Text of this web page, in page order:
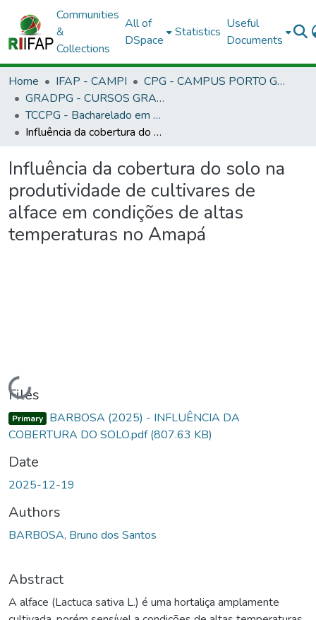
Communities
&
Collections
All of
DSpace
Statistics
Useful
Documents
Home IFAP - CAMPI
CPG - CAMPUS PORTO GRANDE
GRADPG - CURSOS GRADUAÇÃO - CAMPUS PORTO GRANDE
TCCPG - Bacharelado em Engenharia Agronômica
Influência da cobertura do solo na produtividade de cultivares de alface em condições de altas temperaturas no Amapá
Influência da cobertura do solo na
produtividade de cultivares de
alface em condições de altas
temperaturas no Amapá
Loading...
Files
Primary BARBOSA (2025) - INFLUÊNCIA DA
COBERTURA DO SOLO.pdf(807.63 KB)
Date
2025-12-19
Authors
BARBOSA, Bruno dos Santos
Abstract
A alface (Lactuca sativa L.) é uma hortaliça amplamente